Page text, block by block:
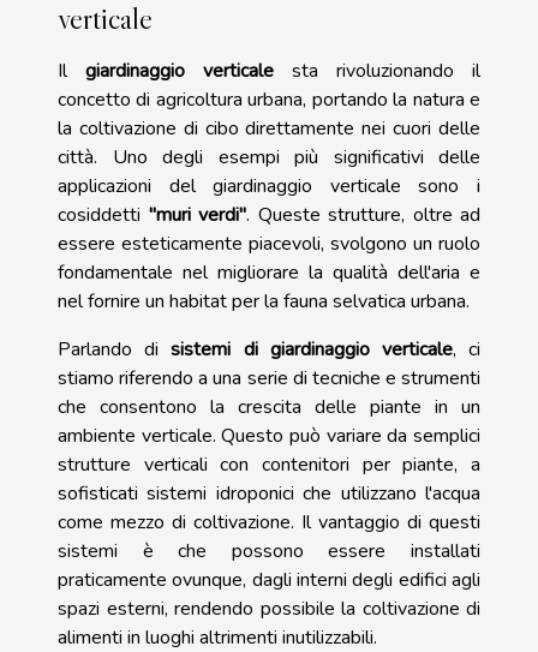
verticale
Il giardinaggio verticale sta rivoluzionando il
concetto di agricoltura urbana, portando la natura e
la coltivazione di cibo direttamente nei cuori delle
città. Uno degli esempi più significativi delle
applicazioni del giardinaggio verticale sono i
cosiddetti "muri verdi". Queste strutture, oltre ad
essere esteticamente piacevoli, svolgono un ruolo
fondamentale nel migliorare la qualità dell'aria e
nel fornire un habitat per la fauna selvatica urbana.
Parlando disistemi di giardinaggio verticale, ci
stiamo riferendo a una serie di tecniche e strumenti
che consentono la crescita delle piante in un
ambiente verticale. Questo può variare da semplici
strutture verticali con contenitori per piante, a
sofisticati sistemi idroponici che utilizzano l'acqua
come mezzo di coltivazione. Il vantaggio di questi
sistemi è che possono essere installati
praticamente ovunque, dagli interni degli edifici agli
spazi esterni, rendendo possibile la coltivazione di
alimenti in luoghi altrimenti inutilizzabili.